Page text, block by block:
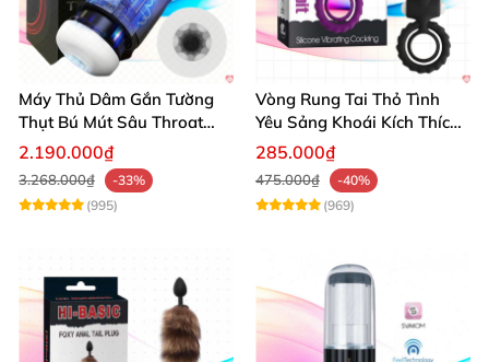
Máy Thủ Dâm Gắn Tường
Thụt Bú Mút Sâu Throat
Cao Cấp
2.190.000₫
3.268.000₫
-33%
(995)
Vòng Rung Tai Thỏ Tình
Yêu Sảng Khoái Kích Thích
Mạnh
285.000₫
475.000₫
-40%
(969)